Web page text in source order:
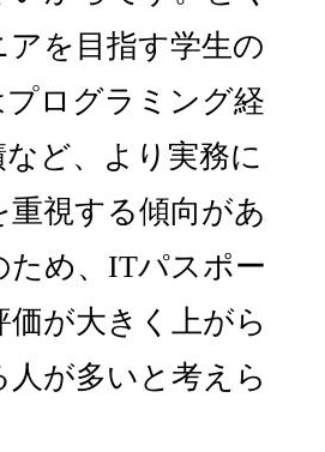
を目指す学生の
ログラミング経
ど、より実務に
視する傾向があ
ため、ITパスポー
価が大きく上がら
が多いと考えら